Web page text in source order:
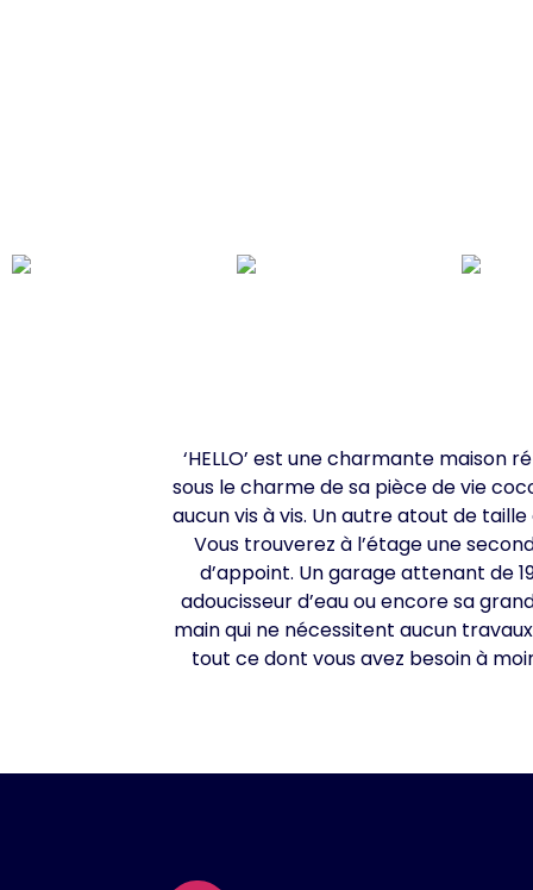
‘HELLO’ est une charmante maison
sous le charme de sa pièce de vie
aucun vis à vis. Un autre atout de
Vous trouverez à l’étage une
d’appoint. Un garage attenant de
adoucisseur d’eau ou encore sa
main qui ne nécessitent aucun
tout ce dont vous avez besoin à